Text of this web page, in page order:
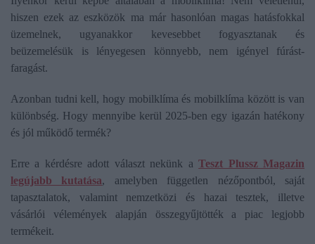
hiszen ezek az eszközök ma már hasonlóan magas hatásfokkal
üzemelnek, ugyanakkor kevesebbet fogyasztanak és
beüzemelésük is lényegesen könnyebb, nem igényel fúrást-
faragást.
Azonban tudni kell, hogy mobilklíma és mobilklíma között is van
különbség. Hogy mennyibe kerül 2025-ben egy igazán hatékony
és jól működő termék?
Erre a kérdésre adott választ nekünk aTeszt Plussz Magazin
legújabb kutatása, amelyben független nézőpontból, saját
tapasztalatok, valamint nemzetközi és hazai tesztek, illetve
vásárlói vélemények alapján összegyűjtötték a piac legjobb
termékeit.